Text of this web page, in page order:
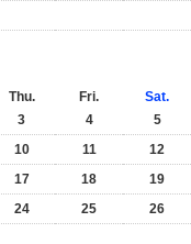
Thu. Fri.
Sat.
3 4
5
10 11
12
17 18
19
24 25
26